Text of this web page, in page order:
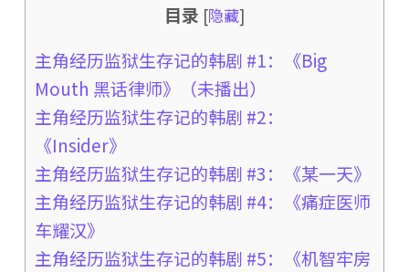
目录 [隐藏]
主角经历监狱生存记的韩剧 #1：《Big
Mouth 黑话律师》（未播出）
主角经历监狱生存记的韩剧 #2：
《Insider》
主角经历监狱生存记的韩剧 #3：《某一天》
主角经历监狱生存记的韩剧 #4：《痛症医师
车耀汉》
主角经历监狱生存记的韩剧 #5：《机智牢房